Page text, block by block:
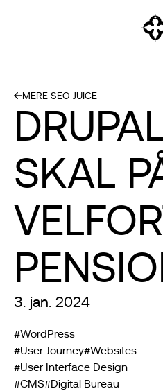
MERE SEO JUICE
SKAL
3. jan. 2024
#CMS#Digital Bureau
#User Interface Design
#User Journey#Websites
#WordPress